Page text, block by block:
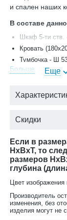
и спален наших
В составе
Шкаф 5-ти ств.
Кровать
Тумбочка - Ш
Комод 4 ящ.
Больше Еще
Скидки
Если в
HxBxT, то
размеров
глубина
Цвет изображения
Производитель
изменения, без
изделия могут не